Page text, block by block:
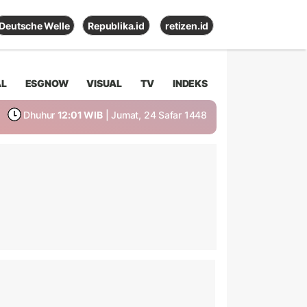
Deutsche Welle Republika.id retizen.id
ESGNOW VISUAL TV INDEKS
Dhuhur 12:01 WIB | Jumat, 24 Safar 1448